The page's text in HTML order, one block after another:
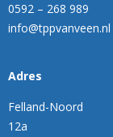
0592 – 268 989
info@tppvanveen.nl
Adres
Felland-Noord
12a